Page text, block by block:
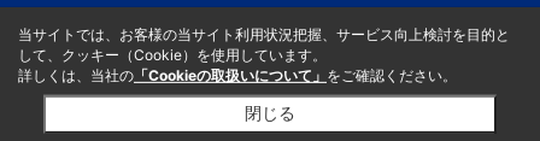
当サイトでは、お客様の当サイト利用状況把握、サービス向上検討を目的と
して、クッキー（Cookie）を使用しています。
詳しくは、当社の 「Cookieの取扱いについて」 をご確認ください。
閉じる